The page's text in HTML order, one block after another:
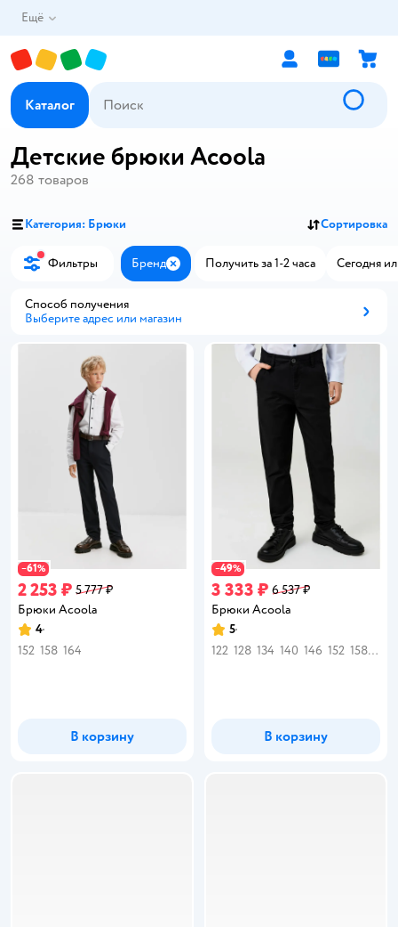
Ещё
Каталог
Детские брюки Acoola
268 товаров
Категория: Брюки Сортировка
Фильтры Бренд ЗакрытьПолучить за 1-2 часа Сегодня
Способ получения
Выберите адрес или магазин
−61%
2 253 ₽ 5 777 ₽
Брюки Acoola
Рейтинг:
4
152 158 164
В корзину
−49%
3 333 ₽ 6 537 ₽
Брюки Acoola
Рейтинг:
5
122 128 134 140 146 152 158 164
В корзину